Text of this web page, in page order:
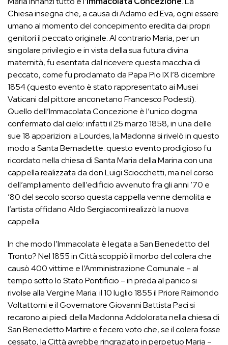
Chiesa insegna che, a causa di Adamo ed Eva, ogni essere
umano al momento del concepimento eredita dai propri
genitori il peccato originale. Al contrario Maria, per un
singolare privilegio e in vista della sua futura divina
maternità, fu esentata dal ricevere questa macchia di
peccato, come fu proclamato da Papa Pio IX l’8 dicembre
1854 (questo evento è stato rappresentato ai Musei
Vaticani dal pittore anconetano Francesco Podesti).
Quello dell’Immacolata Concezione è l’unico dogma
confermato dal cielo: infatti il 25 marzo 1858, in una delle
sue 18 apparizioni a Lourdes, la Madonna si rivelò in questo
modo a Santa Bernadette: questo evento prodigioso fu
ricordato nella chiesa di Santa Maria della Marina con una
cappella realizzata da don Luigi Sciocchetti, ma nel corso
dell’ampliamento dell’edificio avvenuto fra gli anni ’70 e
’80 del secolo scorso questa cappella venne demolita e
l’artista offidano Aldo Sergiacomi realizzò la nuova
cappella.
In che modo l’Immacolata è legata a San Benedetto del
Tronto? Nel 1855 in Città scoppiò il morbo del colera che
causò 400 vittime e l’Amministrazione Comunale – al
tempo sotto lo Stato Pontificio – in preda al panico si
rivolse alla Vergine Maria: il 10 luglio 1855 il Priore Raimondo
Voltattorni e il Governatore Giovanni Battista Paci si
recarono ai piedi della Madonna Addolorata nella chiesa di
San Benedetto Martire e fecero voto che, se il colera fosse
cessato, la Città avrebbe ringraziato in perpetuo Maria –